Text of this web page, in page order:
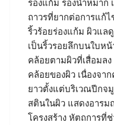
ร่องแก้ม ร่องน้ำหมาก
ถาวรที่ยากต่อการแก้
ริ้วร้อยร่องแก้ม ผิวแล
เป็นริ้วรอยลึกบนใบห
คล้อยตามผิวที่เสื่อมล
คล้อยของผิว เนื่องจา
ยาวตั้งแต่บริเวณปีกจ
สตินในผิว แสดงอารม
โครงสร้าง หัตถการที่